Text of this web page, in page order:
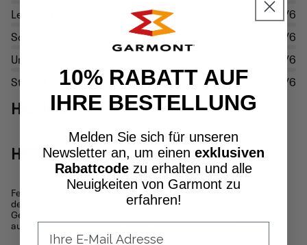
Leichtigkeit
4/6
Schutz
4/6
Unterstützung
4/6
Steifigkeit
4/6
HIGHLIGHTS
HEEL LOCK SYSTEM
Fersenfixierungssystem zur Reduzierung des Verrutschens
des Fußes im Schuh, das Stabilität, Halt und Komfort beim
Gehen verbessert. Es hilft, Blasenbildung zu verhindern –
auch auf langen Strecken und in unebenem Gelände.
10% RABATT AUF
IHRE BESTELLUNG
Melden Sie sich für unseren
Newsletter an, um einen exklusiven
Rabattcode zu erhalten und alle
Neuigkeiten von Garmont zu
erfahren!